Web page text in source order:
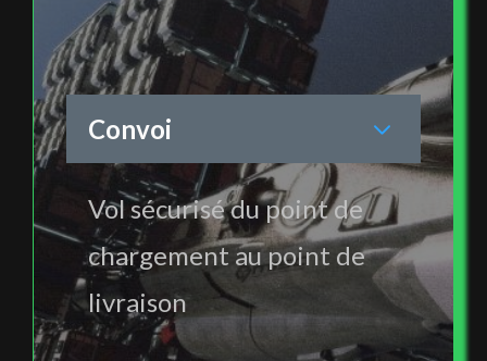
Convoi
Vol sécurisé du point de
chargement au point de
livraison